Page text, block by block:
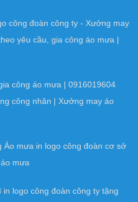
công đoàn công ty - Xưởng may
yêu cầu, gia công áo mưa |
công áo mưa | 0916019604
công nhân | Xưởng may áo
Áo mưa in logo công đoàn cơ sở
mưa
logo công đoàn công ty tặng